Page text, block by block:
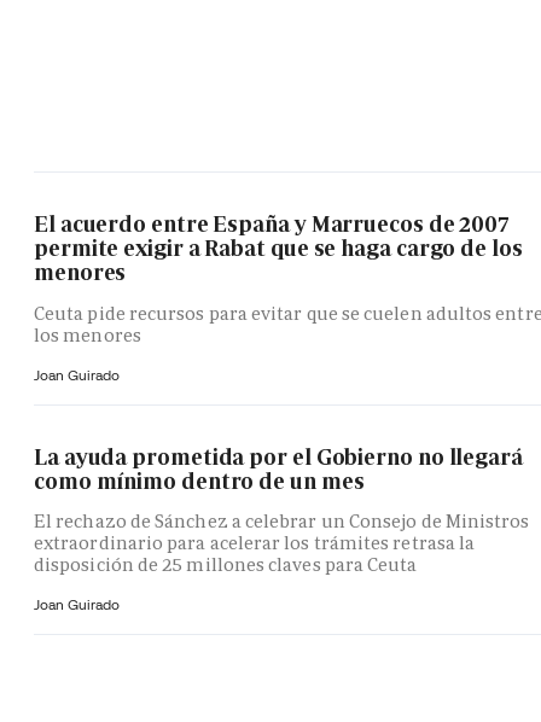
El acuerdo entre España y Marruecos de 2007
permite exigir a Rabat que se haga cargo de los
menores
Ceuta pide recursos para evitar que se cuelen adultos
los menores
Joan Guirado
La ayuda prometida por el Gobierno no llegará
como mínimo dentro de un mes
El rechazo de Sánchez a celebrar un Consejo de Ministros
extraordinario para acelerar los trámites retrasa la
disposición de 25 millones claves para Ceuta
Joan Guirado